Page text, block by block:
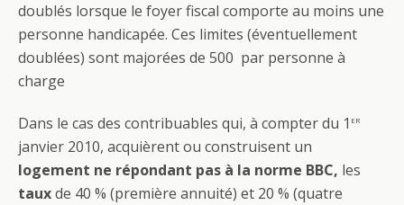
doublés lorsque le foyer fiscal comporte au moins une
personne handicapée. Ces limites (éventuellement
doublées) sont majorées de 500  par personne à
charge
Dans le cas des contribuables qui, à compter du 1 er
janvier 2010, acquièrent ou construisent un
logement ne répondant pas à la norme BBC, les
tauxde 40 % (première annuité) et 20 % (quatre